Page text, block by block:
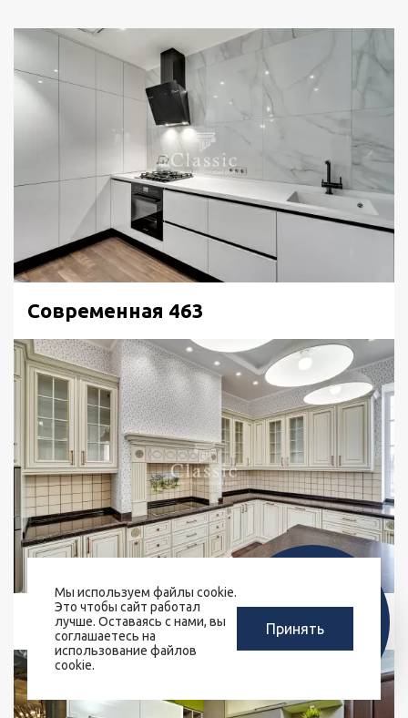
Современная 463
Классика 459
ДИЗАЙНЕР
БЕСПЛАТНО
РАСЧЕТ КУХНИ
ЗА 10 МИНУТ
Мы используем файлы cookie.
Это чтобы сайт работал
лучше. Оставаясь с нами, вы
соглашаетесь на
использование файлов
cookie.
Принять